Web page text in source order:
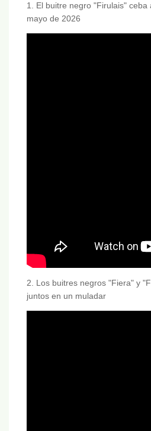
1. El buitre negro "Firulais" ceba
mayo de 2026
2. Los buitres negros "Fiera" y
juntos en un muladar